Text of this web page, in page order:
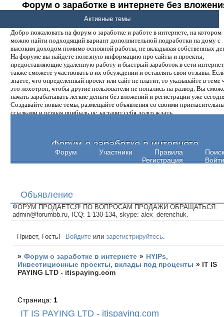
Форум о заработке в интернете без
денег.
Добро пожаловать на форум о заработке и работе в интернете, на котором
можно найти подходящий вариант дополнительной подработки на дому с
высоким доходом помимо основной работы, не вкладывая собственных
На форуме вы найдете полезную информацию про сайты и проекты,
предоставляющие удаленную работу и быстрый заработок в сети
также сможете участвовать в их обсуждении и оставлять свои отзывы.
знаете, что определенный проект или сайт не платит, то указывайте в теме
это лохотрон, чтобы другие пользователи не попались на развод. Вы
начать зарабатывать легкие деньги без вложений и регистрации уже
Создавайте новые темы, размещайте объявления со своими
ссылками и первая прибыль не заставит себя долго ждать.
Форум о заработке в интернете
Форум Участники Правила
Поиск
Регистрация
Войти
Активные темы
Объявление
ФОРУМ ПРОДАЕТСЯ! ПО ВОПРОСАМ ПРОДАЖИ ОБРАЩАТЬСЯ:
admin@forumbb.ru, ICQ: 1-130-134, skype: alex_derenchuk.
Привет, Гость! Войдите илизарегистрируйтесь
» Форум о заработке в интернете » HYIPs,
Инвестиционные проекты, вклады под проценты » IT IS
PAYING LTD - itispaying.com
IT IS PAYING LTD - itispaying.com
Страница: 1